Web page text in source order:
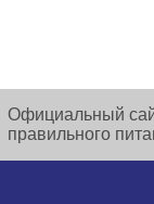
Официальный
правильного